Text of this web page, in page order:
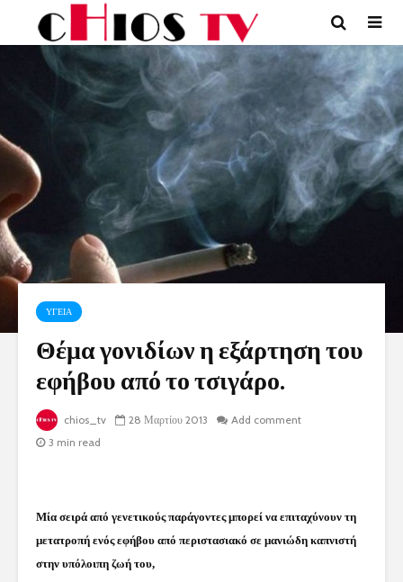
ΥΓΕΙΑ
Θέμα γονιδίων η εξάρτηση του
εφήβου από το τσιγάρο.
chios_tv 28 Μαρτίου 2013
Add comment
3 min read
Μία σειρά από γενετικούς παράγοντες μπορεί να επιταχύνουν τη
μετατροπή ενός εφήβου από περιστασιακό σε μανιώδη καπνιστή
στην υπόλοιπη ζωή του,